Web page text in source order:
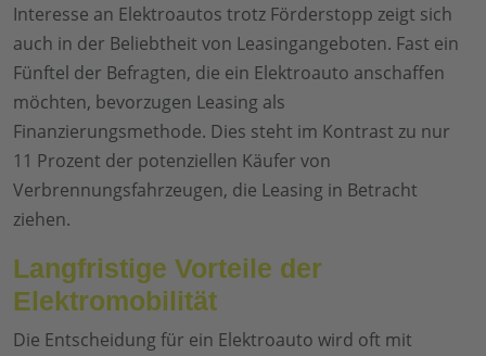
Interesse an Elektroautos trotz Förderstopp zeigt sich
auch in der Beliebtheit von Leasingangeboten. Fast ein
Fünftel der Befragten, die ein Elektroauto anschaffen
möchten, bevorzugen Leasing als
Finanzierungsmethode. Dies steht im Kontrast zu nur
11 Prozent der potenziellen Käufer von
Verbrennungsfahrzeugen, die Leasing in Betracht
ziehen.
Langfristige Vorteile der
Elektromobilität
Die Entscheidung für ein Elektroauto wird oft mit